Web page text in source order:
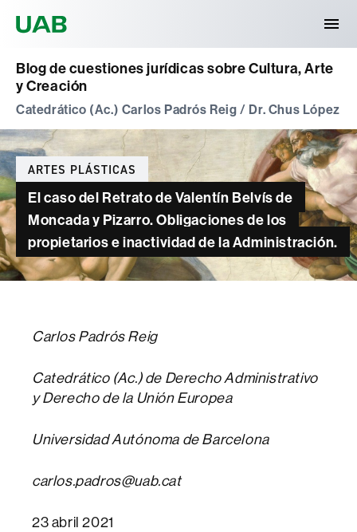
Blog de cuestiones jurídicas sobre Cultura, Arte
y Creación
Catedrático (Ac.) Carlos Padrós Reig / Dr. Chus López
Categories
ARTES PLÁSTICAS
El caso del Retrato de Valentín Belvís de
Moncada y Pizarro. Obligaciones de los
propietarios e inactividad de la Administración.
Carlos Padrós Reig
Catedrático (Ac.) de Derecho Administrativo
y Derecho de la Unión Europea
Universidad Autónoma de Barcelona
carlos.padros@uab.cat
23 abril 2021